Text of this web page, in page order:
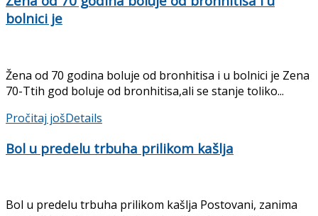
bolnici je
Žena od 70 godina boluje od bronhitisa i u bolnici je Zena
70-Ttih god boluje od bronhitisa,ali se stanje toliko...
Pročitaj jošDetails
Bol u predelu trbuha prilikom kašlja
Bol u predelu trbuha prilikom kašlja Postovani, zanima